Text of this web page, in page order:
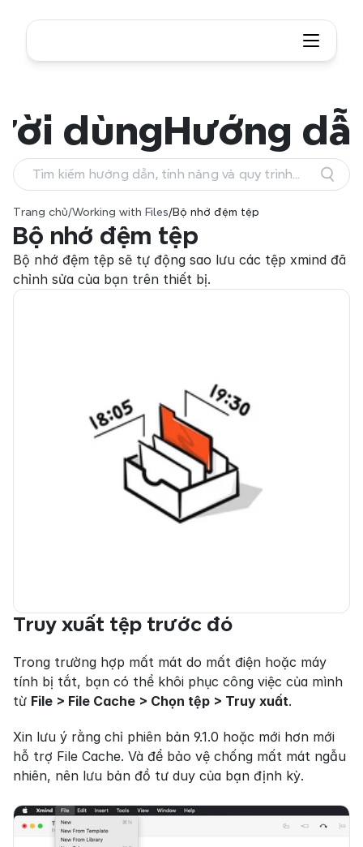
Trang chủ/Working with Files/Bộ nhớ đệm tệp
Bộ nhớ đệm tệp
Bộ nhớ đệm tệp sẽ tự động sao lưu các tệp xmind đã
chỉnh sửa của bạn trên thiết bị.
Truy xuất tệp trước đó
Trong trường hợp mất mát do mất điện hoặc máy
tính bị tắt, bạn có thể khôi phục công việc của mình
từ File > File Cache > Chọn tệp > Truy xuất.
Xin lưu ý rằng chỉ phiên bản 9.1.0 hoặc mới hơn mới
hỗ trợ File Cache. Và để bảo vệ chống mất mát ngẫu
nhiên, nên lưu bản đồ tư duy của bạn định kỳ.
dùngHướng
Tìm kiếm hướng dẫn, tính năng và quy trình
làm việc